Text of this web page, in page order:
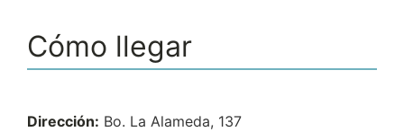
Cómo llegar
Dirección: Bo. La Alameda, 137